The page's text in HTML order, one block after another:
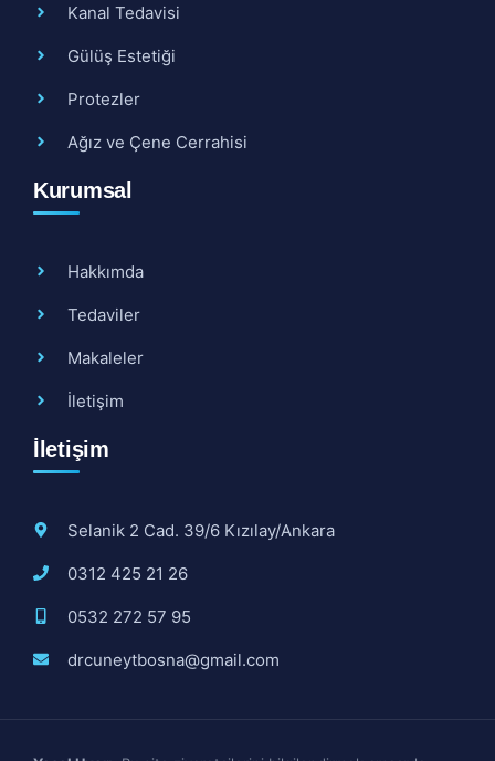
Kanal Tedavisi
Gülüş Estetiği
Protezler
Ağız ve Çene Cerrahisi
Kurumsal
Hakkımda
Tedaviler
Makaleler
İletişim
İletişim
Selanik 2 Cad. 39/6 Kızılay/Ankara
0312 425 21 26
0532 272 57 95
drcuneytbosna@gmail.com